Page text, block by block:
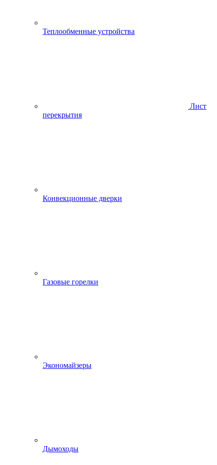
Теплообменные устройства
Лист
перекрытия
Конвекционные дверки
Газовые горелки
Экономайзеры
Дымоходы